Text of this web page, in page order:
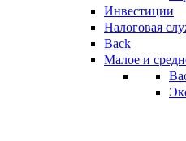
Инвестиции
Налоговая
Back
Малое и